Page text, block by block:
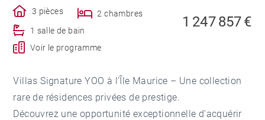
3 pièces
2 chambres
1 salle de bain
Voir le programme
1 247 857 €
Villas Signature YOO à l’Île Maurice – Une collection
rare de résidences privées de prestige.
Découvrez une opportunité exceptionnelle d’acquérir